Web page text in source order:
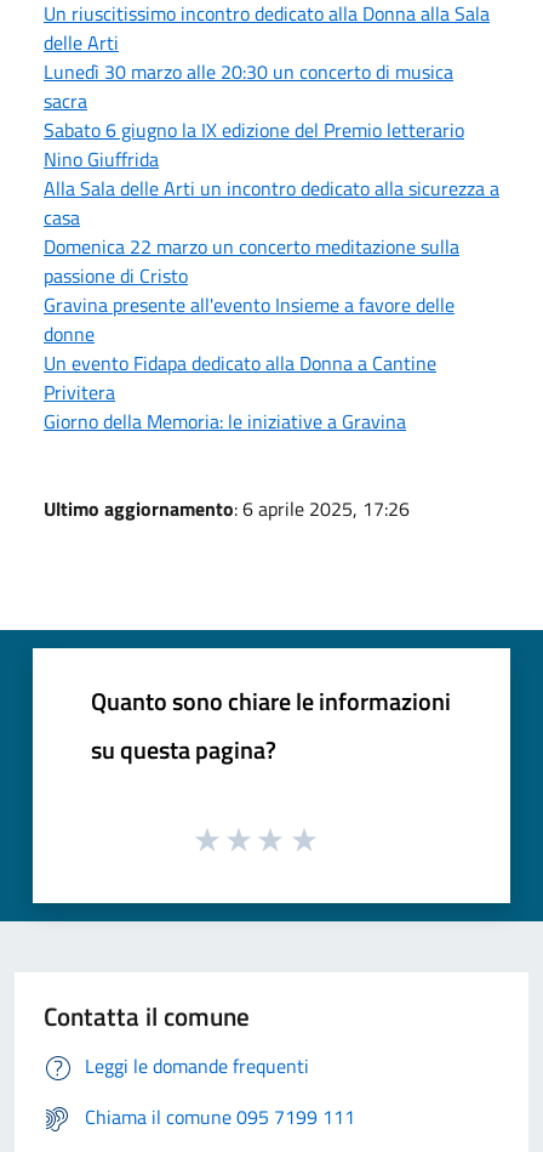
Un riuscitissimo incontro dedicato alla Donna alla Sala
delle Arti
Lunedì 30 marzo alle 20:30 un concerto di musica
sacra
Sabato 6 giugno la IX edizione del Premio letterario
Nino Giuffrida
Alla Sala delle Arti un incontro dedicato alla sicurezza a
casa
Domenica 22 marzo un concerto meditazione sulla
passione di Cristo
Gravina presente all'evento Insieme a favore delle
donne
Un evento Fidapa dedicato alla Donna a Cantine
Privitera
Giorno della Memoria: le iniziative a Gravina
Ultimo aggiornamento: 6 aprile 2025, 17:26
Quanto sono chiare le informazioni
su questa pagina?
Contatta il comune
Leggi le domande frequenti
Chiama il comune 095 7199 111